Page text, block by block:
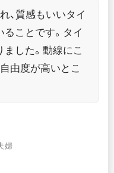
、質感もいいタイ
ことです。タイ
した。動線にこ
由度が高いとこ
婦